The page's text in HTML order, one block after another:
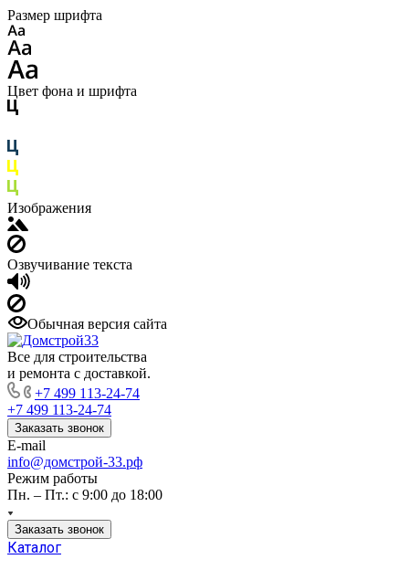
Размер шрифта
Цвет фона и шрифта
Изображения
Озвучивание текста
Обычная версия сайта
Все для строительства
и ремонта с доставкой.
+7 499 113-24-74
+7 499 113-24-74
Заказать звонок
E-mail
info@домстрой-33.рф
Режим работы
Пн. – Пт.: с 9:00 до 18:00
Заказать звонок
Каталог